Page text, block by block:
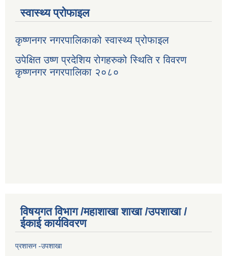
स्वास्थ्य प्रोफाइल
कृष्णनगर नगरपालिकाको स्वास्थ्य प्रोफाइल
उपेक्षित उष्ण प्रदेशिय रोगहरुको स्थिति र विवरण
कृष्णनगर नगरपालिका २०८०
विषयगत विभाग /महाशाखा शाखा /उपशाखा /
ईकाई कार्यविवरण
प्रशासन -उपशाखा